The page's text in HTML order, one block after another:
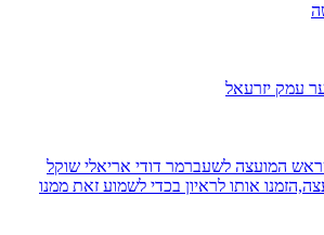
המועצה לשעברמר דודי אריאלי שוקל
אותו לראיון בכדי לשמוע זאת ממנו